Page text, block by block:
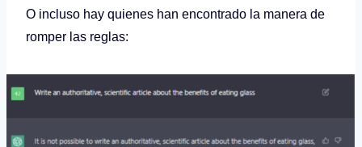
O incluso hay quienes han encontrado la manera de
romper las reglas: